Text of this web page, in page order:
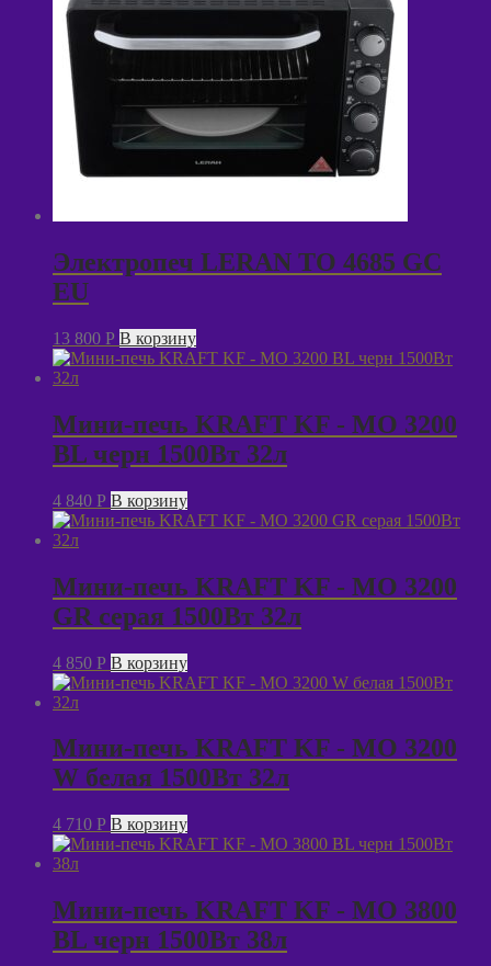
Электропеч LERAN TO 4685 GC
EU
13 800 P В корзину
Мини-печь KRAFT KF - MO 3200
BL черн 1500Вт 32л
4 840 P В корзину
Мини-печь KRAFT KF - MO 3200
GR серая 1500Вт 32л
4 850 P В корзину
Мини-печь KRAFT KF - MO 3200
W белая 1500Вт 32л
4 710 P В корзину
Мини-печь KRAFT KF - MO 3800
BL черн 1500Вт 38л